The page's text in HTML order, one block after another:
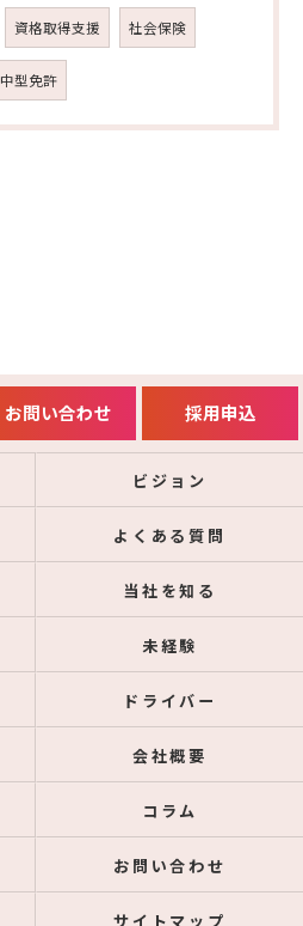
資格取得支援 社会保険
中型免許
お問い合わせ 採用申込
ビジョン
よくある質問
当社を知る
未経験
ドライバー
会社概要
コラム
お問い合わせ
サイトマップ